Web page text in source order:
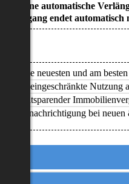
• Keine automatische
• Zugang endet automatisch
Alle neuesten und am
Uneingeschränkte Nutzung
Zeitsparender
Benachrichtigung bei